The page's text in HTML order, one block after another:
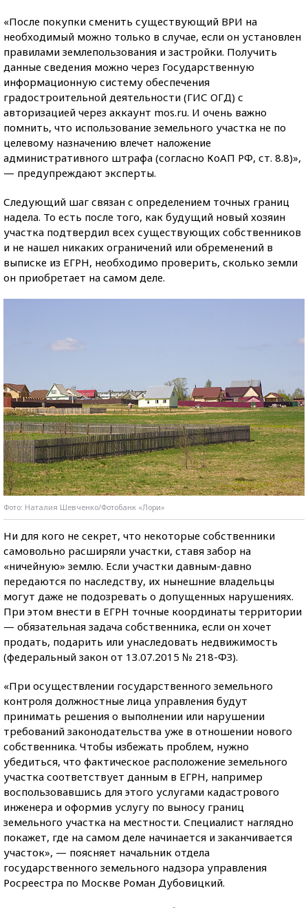
«После покупки сменить существующий ВРИ на
необходимый можно только в случае, если он установлен
правилами землепользования и застройки. Получить
данные сведения можно через Государственную
информационную систему обеспечения
градостроительной деятельности (ГИС ОГД) с
авторизацией через аккаунт mos.ru. И очень важно
помнить, что использование земельного участка не по
целевому назначению влечет наложение
административного штрафа (согласно КоАП РФ, ст. 8.8)»,
— предупреждают эксперты.
Следующий шаг связан с определением точных границ
надела. То есть после того, как будущий новый хозяин
участка подтвердил всех существующих собственников
и не нашел никаких ограничений или обременений в
выписке из ЕГРН, необходимо проверить, сколько земли
он приобретает на самом деле.
Фото: Наталия Шевченко/Фотобанк «Лори»
Ни для кого не секрет, что некоторые собственники
самовольно расширяли участки, ставя забор на
«ничейную» землю. Если участки давным-давно
передаются по наследству, их нынешние владельцы
могут даже не подозревать о допущенных нарушениях.
При этом внести в ЕГРН точные координаты территории
— обязательная задача собственника, если он хочет
продать, подарить или унаследовать недвижимость
(федеральный закон от 13.07.2015 № 218-ФЗ).
«При осуществлении государственного земельного
контроля должностные лица управления будут
принимать решения о выполнении или нарушении
требований законодательства уже в отношении нового
собственника. Чтобы избежать проблем, нужно
убедиться, что фактическое расположение земельного
участка соответствует данным в ЕГРН, например
воспользовавшись для этого услугами кадастрового
инженера и оформив услугу по выносу границ
земельного участка на местности. Специалист наглядно
покажет, где на самом деле начинается и заканчивается
участок», — поясняет начальник отдела
государственного земельного надзора управления
Росреестра по Москве Роман Дубовицкий.